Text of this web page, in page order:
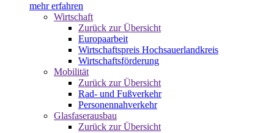
mehr erfahren
Wirtschaft
Zurück zur Übersicht
Europaarbeit
Wirtschaftspreis Hochsauerlandkreis
Wirtschaftsförderung
Mobilität
Zurück zur Übersicht
Rad- und Fußverkehr
Personennahverkehr
Glasfaserausbau
Zurück zur Übersicht